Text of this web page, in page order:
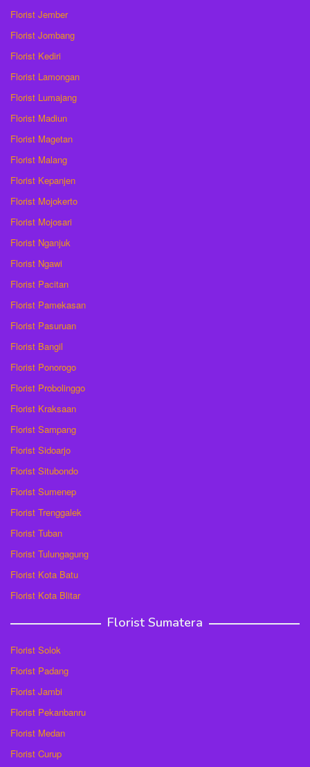
Florist Jember
Florist Jombang
Florist Kediri
Florist Lamongan
Florist Lumajang
Florist Madiun
Florist Magetan
Florist Malang
Florist Kepanjen
Florist Mojokerto
Florist Mojosari
Florist Nganjuk
Florist Ngawi
Florist Pacitan
Florist Pamekasan
Florist Pasuruan
Florist Bangil
Florist Ponorogo
Florist Probolinggo
Florist Kraksaan
Florist Sampang
Florist Sidoarjo
Florist Situbondo
Florist Sumenep
Florist Trenggalek
Florist Tuban
Florist Tulungagung
Florist Kota Batu
Florist Kota Blitar
Florist Sumatera
Florist Solok
Florist Padang
Florist Jambi
Florist Pekanbanru
Florist Medan
Florist Curup